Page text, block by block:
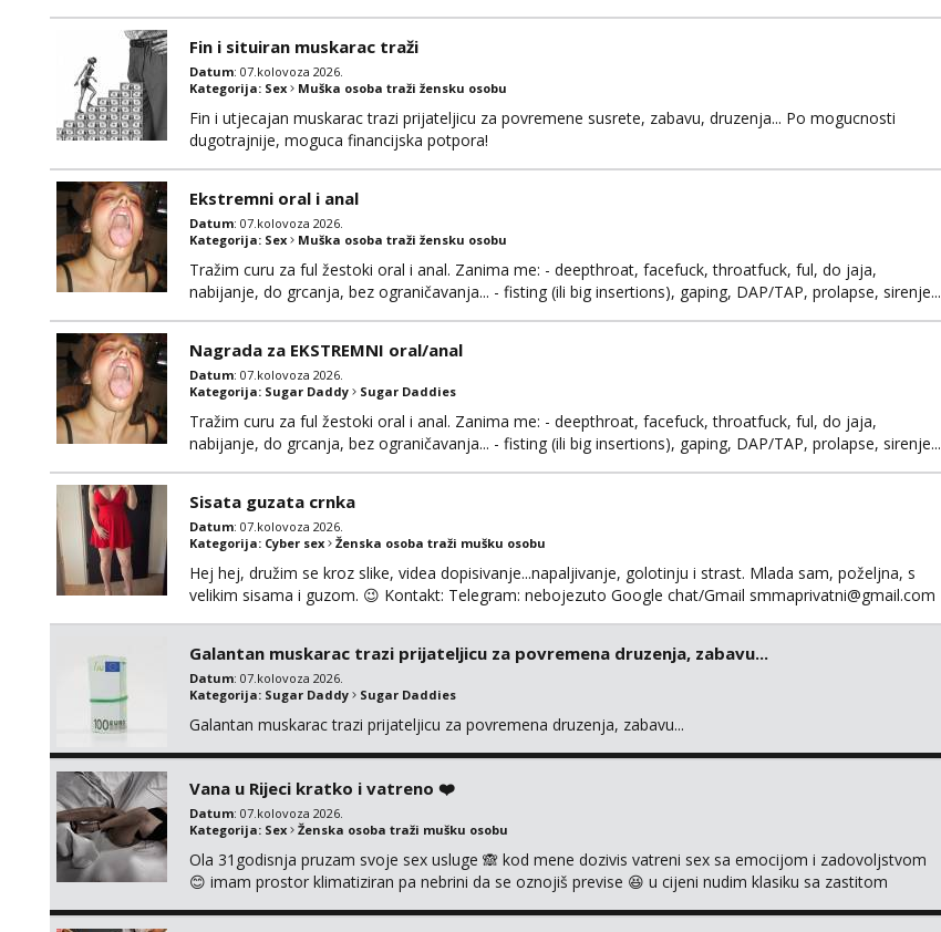
kontinentalna...
Fin i situiran muskarac traži
Datum: 07.kolovoza 2026.
Kategorija: Sex Muška osoba traži žensku osobu
Fin i utjecajan muskarac trazi prijateljicu za povremene susrete, zabavu, druzenja... Po mogucnosti
dugotrajnije, moguca financijska potpora!
Ekstremni oral i anal
Datum: 07.kolovoza 2026.
Kategorija: Sex Muška osoba traži žensku osobu
Tražim curu za ful žestoki oral i anal. Zanima me: - deepthroat, facefuck, throatfuck, ful, do jaja,
nabijanje, do grcanja, bez ograničavanja... - fisting (ili big insertions), gaping, DAP/TAP, prolapse, sirenje...
Nagrada za EKSTREMNI oral/anal
Datum: 07.kolovoza 2026.
Kategorija: Sugar Daddy Sugar Daddies
Tražim curu za ful žestoki oral i anal. Zanima me: - deepthroat, facefuck, throatfuck, ful, do jaja,
nabijanje, do grcanja, bez ograničavanja... - fisting (ili big insertions), gaping, DAP/TAP, prolapse, sirenje...
Sisata guzata crnka
Datum: 07.kolovoza 2026.
Kategorija: Cyber sex Ženska osoba traži mušku osobu
Hej hej, družim se kroz slike, videa dopisivanje...napaljivanje, golotinju i strast. Mlada sam, poželjna, s
velikim sisama i guzom. 😉 Kontakt: Telegram: nebojezuto Google chat/Gmail smmaprivatni@gmail.com
Galantan muskarac trazi prijateljicu za povremena druzenja, zabavu...
Datum: 07.kolovoza 2026.
Kategorija: Sugar Daddy Sugar Daddies
Galantan muskarac trazi prijateljicu za povremena druzenja, zabavu...
Vana u Rijeci kratko i vatreno ❤️
Datum: 07.kolovoza 2026.
Kategorija: Sex Ženska osoba traži mušku osobu
Ola 31godisnja pruzam svoje sex usluge 🙈 kod mene dozivis vatreni sex sa emocijom i zadovoljstvom
😊 imam prostor klimatiziran pa nebrini da se oznojiš previse 😆 u cijeni nudim klasiku sa zastitom